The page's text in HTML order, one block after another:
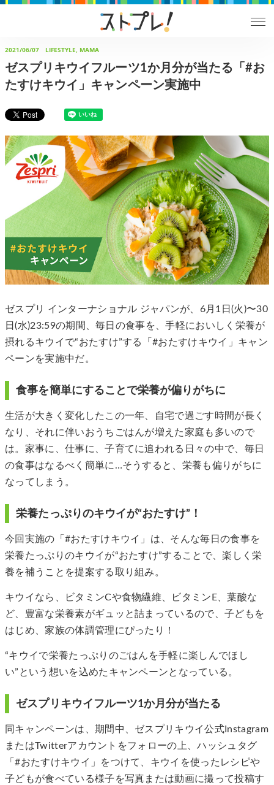
2021/06/07 LIFESTYLE, MAMA
ゼスプリキウイフルーツ1か月分が当たる「#お
たすけキウイ」キャンペーン実施中
ゼスプリ インターナショナル ジャパンが、6月1日(火)〜30
日(水)23:59の期間、毎日の食事を、手軽においしく栄養が
摂れるキウイで“おたすけ”する「#おたすけキウイ」キャン
ペーンを実施中だ。
食事を簡単にすることで栄養が偏りがちに
生活が大きく変化したこの一年、自宅で過ごす時間が長く
なり、それに伴いおうちごはんが増えた家庭も多いので
は。家事に、仕事に、子育てに追われる日々の中で、毎日
の食事はなるべく簡単に…そうすると、栄養も偏りがちに
なってしまう。
栄養たっぷりのキウイが“おたすけ”！
今回実施の「#おたすけキウイ」は、そんな毎日の食事を
栄養たっぷりのキウイが“おたすけ”することで、楽しく栄
養を補うことを提案する取り組み。
キウイなら、ビタミンCや食物繊維、ビタミンE、葉酸な
ど、豊富な栄養素がギュッと詰まっているので、子どもを
はじめ、家族の体調管理にぴったり！
“キウイで栄養たっぷりのごはんを手軽に楽しんでほし
い”という想いを込めたキャンペーンとなっている。
ゼスプリキウイフルーツ1か月分が当たる
同キャンペーンは、期間中、ゼスプリキウイ公式Instagram
またはTwitterアカウントをフォローの上、ハッシュタグ
「#おたすけキウイ」をつけて、キウイを使ったレシピや
子どもが食べている様子を写真または動画に撮って投稿す